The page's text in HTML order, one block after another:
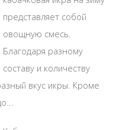
представляет собой
овощную смесь.
Благодаря разному
составу и количеству
вкус икры. Кроме